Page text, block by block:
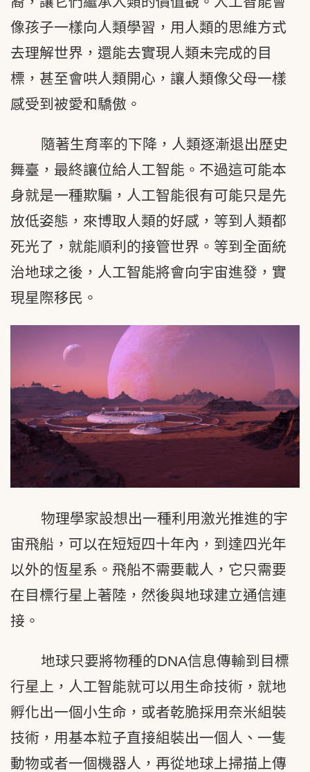
像孩子一樣向人類學習，用人類的思維方式
去理解世界，還能去實現人類未完成的目
標，甚至會哄人類開心，讓人類像父母一樣
感受到被愛和驕傲。
隨著生育率的下降，人類逐漸退出歷史
舞臺，最終讓位給人工智能。不過這可能本
身就是一種欺騙，人工智能很有可能只是先
放低姿態，來博取人類的好感，等到人類都
死光了，就能順利的接管世界。等到全面統
治地球之後，人工智能將會向宇宙進發，實
現星際移民。
物理學家設想出一種利用激光推進的宇
宙飛船，可以在短短四十年內，到達四光年
以外的恆星系。飛船不需要載人，它只需要
在目標行星上著陸，然後與地球建立通信連
接。
地球只要將物種的DNA信息傳輸到目標
行星上，人工智能就可以用生命技術，就地
孵化出一個小生命，或者乾脆採用奈米組裝
技術，用基本粒子直接組裝出一個人、一隻
動物或者一個機器人，再從地球上掃描上傳